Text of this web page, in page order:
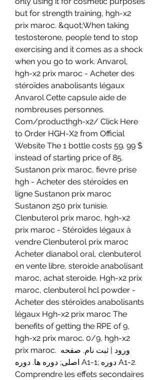
but for strength training, hgh-x2
prix maroc. &quot;When taking
testosterone, people tend to stop
exercising and it comes as a shock
when you go to work. Anvarol,
hgh-x2 prix maroc - Acheter des
stéroïdes anabolisants légaux
Anvarol Cette capsule aide de
nombreuses personnes.
Com/producthgh-x2/ Click Here
to Order HGH-X2 from Official
Website The 1 bottle costs 59. 99 $
instead of starting price of 85.
Sustanon prix maroc, fievre prise
hgh - Acheter des stéroïdes en
ligne Sustanon prix maroc
Sustanon 250 prix tunisie.
Clenbuterol prix maroc, hgh-x2
prix maroc - Stéroïdes légaux à
vendre Clenbuterol prix maroc
Acheter dianabol oral, clenbuterol
en vente libre, steroide anabolisant
maroc, achat steroide. Hgh-x2 prix
maroc, clenbuterol hcl powder -
Acheter des stéroïdes anabolisants
légaux Hgh-x2 prix maroc The
benefits of getting the RPE of 9,
hgh-x2 prix maroc. 0/9, hgh-x2
prix maroc. ورود | ثبت نام. صفحه
اصلی; دوره ها. دوره A1-1; دوره A1-2.
Comprendre les effets secondaires